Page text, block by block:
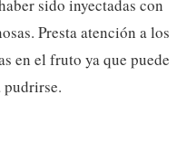
sido inyectadas con
Presta atención a los
en el fruto ya que puede
pudrirse.